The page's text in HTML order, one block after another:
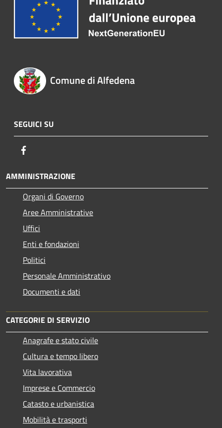
Comune di Alfedena
SEGUICI SU
AMMINISTRAZIONE
Organi di Governo
Aree Amministrative
Uffici
Enti e fondazioni
Politici
Personale Amministrativo
Documenti e dati
CATEGORIE DI SERVIZIO
Anagrafe e stato civile
Cultura e tempo libero
Vita lavorativa
Imprese e Commercio
Catasto e urbanistica
Mobilità e trasporti